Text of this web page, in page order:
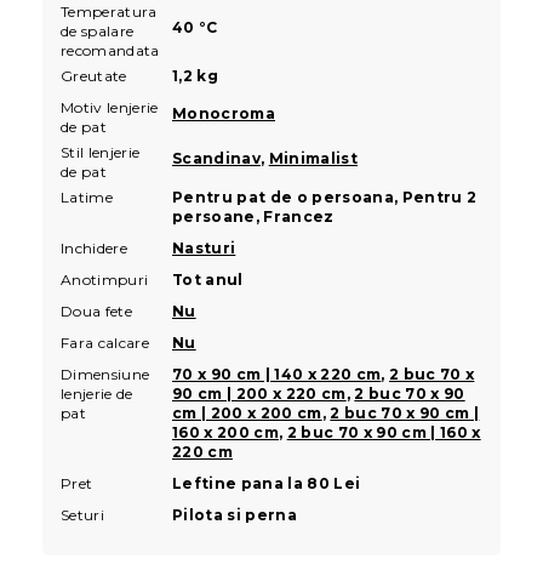
Temperatura
de spalare
recomandata
40 °C
Greutate
1,2 kg
Motiv lenjerie
de pat
Monocroma
Stil lenjerie
de pat
Scandinav, Minimalist
Latime
Pentru pat de o persoana, Pentru 2
persoane, Francez
Inchidere
Nasturi
Anotimpuri
Tot anul
Doua fete
Nu
Fara calcare
Nu
Dimensiune
lenjerie de
pat
70 x 90 cm | 140 x 220 cm,2 buc 70 x
90 cm | 200 x 220 cm,2 buc 70 x 90
cm | 200 x 200 cm,2 buc 70 x 90 cm |
160 x 200 cm, 2 buc 70 x 90 cm | 160 x
220 cm
Pret
Leftine pana la 80 Lei
Seturi
Pilota si perna